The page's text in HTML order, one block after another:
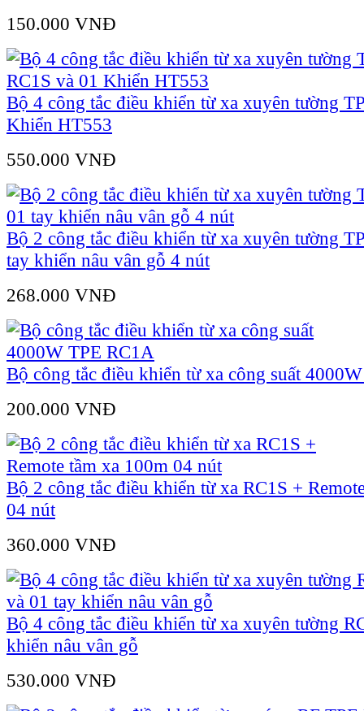
150.000 VNÐ
Bộ 4 công tắc điều khiển từ xa xuyên tường
Khiển HT553
550.000 VNÐ
Bộ 2 công tắc điều khiển từ xa xuyên tường
tay khiển nâu vân gỗ 4 nút
268.000 VNÐ
Bộ công tắc điều khiển từ xa công suất
200.000 VNÐ
Bộ 2 công tắc điều khiển từ xa RC1S +
04 nút
360.000 VNÐ
Bộ 4 công tắc điều khiển từ xa xuyên tường
khiển nâu vân gỗ
530.000 VNÐ